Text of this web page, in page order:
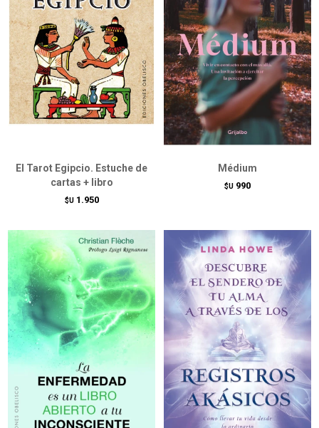
El Tarot Egipcio. Estuche de
cartas + libro
$U 1.950
Médium
$U 990